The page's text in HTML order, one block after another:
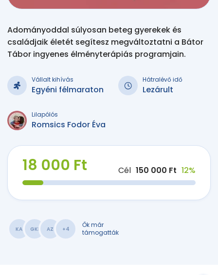
Adományoddal súlyosan beteg gyerekek és
családjaik életét segítesz megváltoztatni a Bátor
Tábor ingyenes élményterápiás programjain.
Vállalt kihívás
Egyéni félmaraton
Hátralévő idő
Lezárult
Lilapólós
Romsics Fodor Éva
18 000 Ft Cél 150 000 Ft 12%
KA GKI AZ +4
Ők már
támogatták